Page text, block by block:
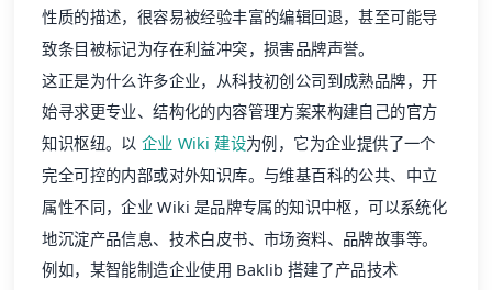
性质的描述，很容易被经验丰富的编辑回退，甚至可能导
致条目被标记为存在利益冲突，损害品牌声誉。
这正是为什么许多企业，从科技初创公司到成熟品牌，开
始寻求更专业、结构化的内容管理方案来构建自己的官方
知识枢纽。以 企业 Wiki 建设为例，它为企业提供了一个
完全可控的内部或对外知识库。与维基百科的公共、中立
属性不同，企业 Wiki 是品牌专属的知识中枢，可以系统化
地沉淀产品信息、技术白皮书、市场资料、品牌故事等。
例如，某智能制造企业使用 Baklib 搭建了产品技术